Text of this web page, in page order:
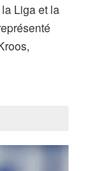
Liga et la